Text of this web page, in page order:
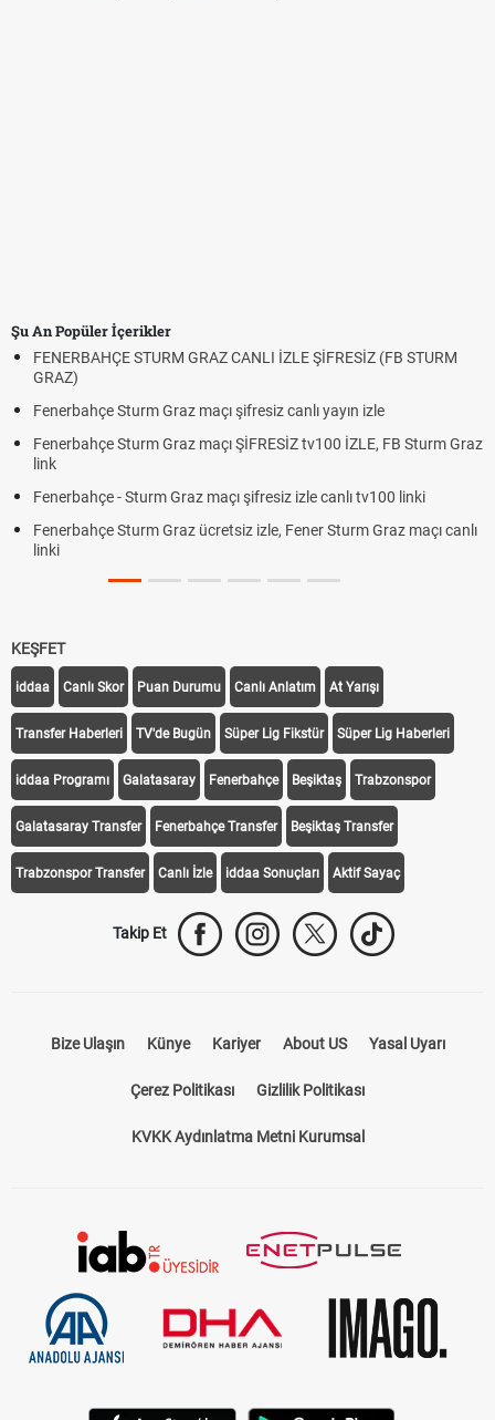
Şu An Popüler İçerikler
FENERBAHÇE STURM GRAZ CANLI İZLE ŞİFRESİZ (FB STURM
GRAZ)
Fenerbahçe Sturm Graz maçı şifresiz canlı yayın izle
Fenerbahçe Sturm Graz maçı ŞİFRESİZ tv100 İZLE, FB Sturm Graz
link
Fenerbahçe - Sturm Graz maçı şifresiz izle canlı tv100 linki
Fenerbahçe Sturm Graz ücretsiz izle, Fener Sturm Graz maçı canlı
linki
KEŞFET
iddaa Canlı Skor Puan Durumu Canlı Anlatım At Yarışı
Transfer Haberleri TV'de Bugün Süper Lig Fikstür Süper Lig Haberleri
iddaa Programı Galatasaray Fenerbahçe Beşiktaş Trabzonspor
Galatasaray Transfer Fenerbahçe Transfer Beşiktaş Transfer
Trabzonspor Transfer Canlı İzle iddaa Sonuçları Aktif Sayaç
Takip Et
Bize Ulaşın Künye Kariyer About US Yasal Uyarı
Çerez Politikası Gizlilik Politikası
KVKK Aydınlatma Metni Kurumsal